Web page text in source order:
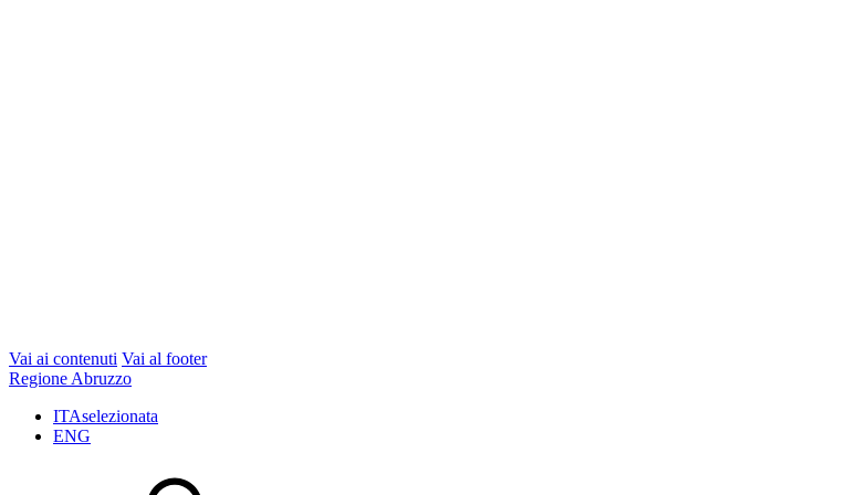
Vai ai contenuti Vai al footer
Regione Abruzzo
ITAselezionata
ENG